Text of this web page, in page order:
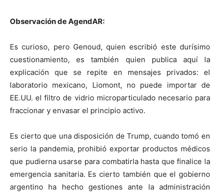
Observación de AgendAR:
Es curioso, pero Genoud, quien escribió este durísimo
cuestionamiento, es también quien publica aquí la
explicación que se repite en mensajes privados: el
laboratorio mexicano, Liomont, no puede importar de
EE.UU. el filtro de vidrio microparticulado necesario para
fraccionar y envasar el principio activo.
Es cierto que una disposición de Trump, cuando tomó en
serio la pandemia, prohibió exportar productos médicos
que pudierna usarse para combatirla hasta que finalice la
emergencia sanitaria. Es cierto también que el gobierno
argentino ha hecho gestiones ante la administración